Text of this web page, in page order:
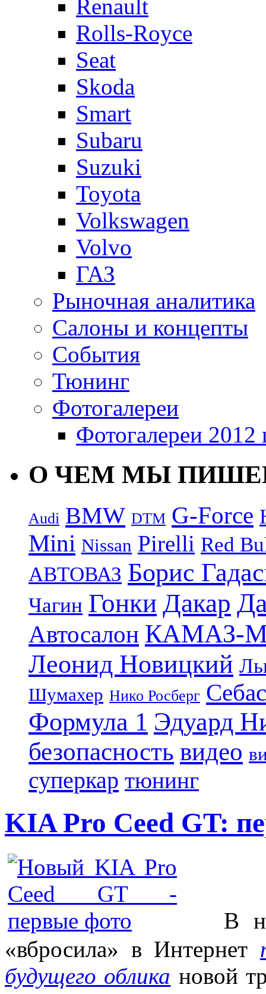
Renault
Rolls-Royce
Seat
Skoda
Smart
Subaru
Suzuki
Toyota
Volkswagen
Volvo
ГАЗ
Рыночная аналитика
Салоны и концепты
События
Тюнинг
Фотогалереи
Фотогалереи 2012
О ЧЕМ МЫ
Audi BMW DTM G-Force
Mini Nissan Pirelli Red
АВТОВАЗ Борис
Чагин Гонки Дакар
Автосалон КАМАЗ-
Леонид Новицкий
Шумахер Нико Росберг
Формула 1 Эдуард
безопасность видео
суперкар тюнинг
KIA Pro Ceed GT:
В
«вбросила» в Интернет
будущего облика новой